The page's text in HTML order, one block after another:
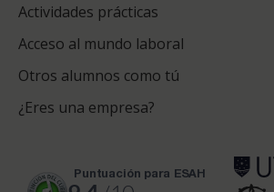
Actividades prácticas
Acceso al mundo laboral
Otros alumnos como tú
¿Eres una empresa?
puntuación para ESAH